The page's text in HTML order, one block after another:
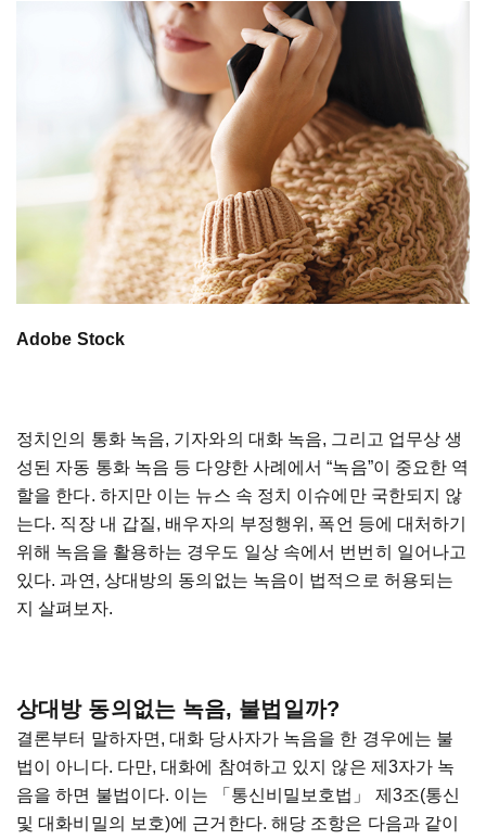
Adobe Stock
정치인의 통화 녹음, 기자와의 대화 녹음, 그리고 업무상 생
성된 자동 통화 녹음 등 다양한 사례에서 “녹음”이 중요한 역
할을 한다. 하지만 이는 뉴스 속 정치 이슈에만 국한되지 않
는다. 직장 내 갑질, 배우자의 부정행위, 폭언 등에 대처하기
위해 녹음을 활용하는 경우도 일상 속에서 번번히 일어나고
있다. 과연, 상대방의 동의없는 녹음이 법적으로 허용되는
지 살펴보자.
상대방 동의없는 녹음, 불법일까?
결론부터 말하자면, 대화 당사자가 녹음을 한 경우에는 불
법이 아니다. 다만, 대화에 참여하고 있지 않은 제3자가 녹
음을 하면 불법이다. 이는 「통신비밀보호법」 제3조(통신
및 대화비밀의 보호)에 근거한다. 해당 조항은 다음과 같이